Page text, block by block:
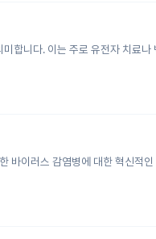
합니다. 이는 주로 유전자 치료나
이러스 감염병에 대한 혁신적인